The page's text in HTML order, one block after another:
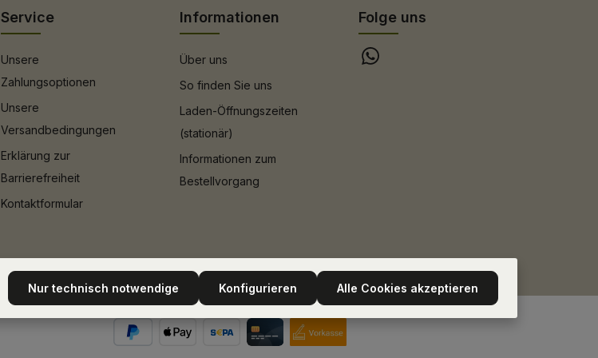
Service
Unsere
Zahlungsoptionen
Unsere
Versandbedingungen
Erklärung zur
Barrierefreiheit
Kontaktformular
Informationen
Über uns
So finden Sie uns
Laden-Öffnungszeiten
(stationär)
Informationen zum
Bestellvorgang
Folge uns
Nur technisch notwendige Konfigurieren Alle Cookies akzeptieren